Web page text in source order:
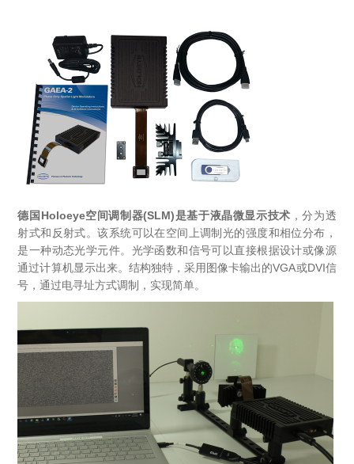
X射线类
Customer Partner
德国 Holoeye空间调制器(SLM)是基于液晶微显示技术 ，分为透
射式和反射式。该系统可以在空间上调制光的强度和相位分布，
是一种动态光学元件。光学函数和信号可以直接根据设计或像源
通过计算机显示出来。结构独特，采用图像卡输出的VGA或DVI信
号，通过电寻址方式调制，实现简单。